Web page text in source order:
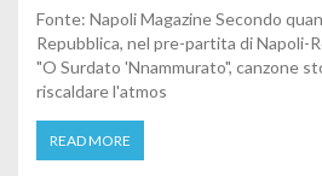
Fonte: Napoli Magazine Secondo
Repubblica, nel pre-partita di Napoli-
"O Surdato 'Nnammurato", canzone
riscaldare l'atmos
READ MORE